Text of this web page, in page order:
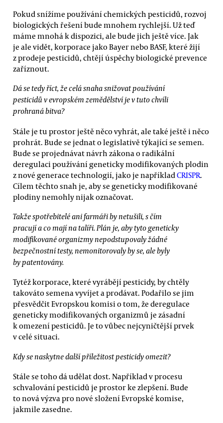
Pokud snížíme používání chemických pesticidů, rozvoj
biologických řešení bude mnohem rychlejší. Už teď
máme mnohá k dispozici, ale bude jich ještě více. Jak
je ale vidět, korporace jako Bayer nebo BASF, které žijí
z prodeje pesticidů, chtějí úspěchy biologické prevence
zaříznout.
Dá se tedy říct, že celá snaha snižovat používání
pesticidů v evropském zemědělství je v tuto chvíli
prohraná bitva?
Stále je tu prostor ještě něco vyhrát, ale také ještě i něco
prohrát. Bude se jednat o legislativě týkající se semen.
Bude se projednávat návrh zákona o radikální
deregulaci používání geneticky modifikovaných plodin
z nové generace technologií, jako je například CRISPR.
Cílem těchto snah je, aby se geneticky modifikované
plodiny nemohly nijak označovat.
Takže spotřebitelé ani farmáři by netušili, s čím
pracují a co mají na talíři. Plán je, aby tyto geneticky
modifikované organizmy nepodstupovaly žádné
bezpečnostní testy, nemonitorovaly by se, ale byly
by patentovány.
Tytéž korporace, které vyrábějí pesticidy, by chtěly
takováto semena vyvíjet a prodávat. Podařilo se jim
přesvědčit Evropskou komisi o tom, že deregulace
geneticky modifikovaných organizmů je zásadní
k omezení pesticidů. Je to vůbec nejcyničtější prvek
v celé situaci.
Kdy se naskytne další příležitost pesticidy omezit?
Stále se toho dá udělat dost. Například v procesu
schvalování pesticidů je prostor ke zlepšení. Bude
to nová výzva pro nové složení Evropské komise,
jakmile zasedne.